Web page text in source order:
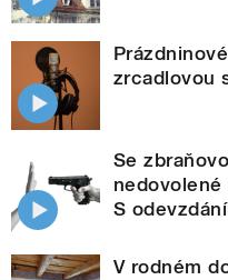
zrcadlovou
Se
S
V rodném